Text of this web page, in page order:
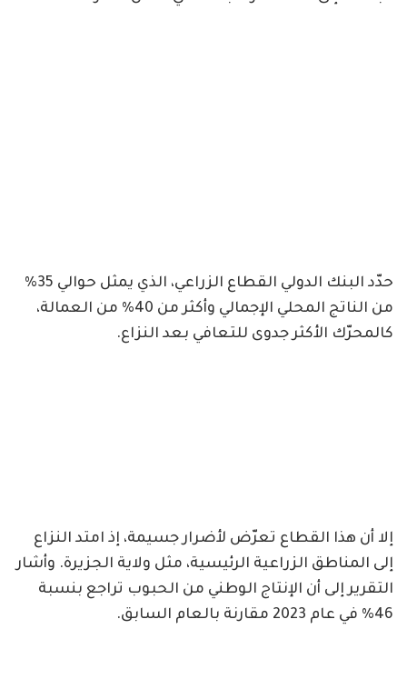
حدّد البنك الدولي القطاع الزراعي، الذي يمثل حوالي 35%
من الناتج المحلي الإجمالي وأكثر من 40% من العمالة،
كالمحرّك الأكثر جدوى للتعافي بعد النزاع.
إلا أن هذا القطاع تعرّض لأضرار جسيمة، إذ امتد النزاع
إلى المناطق الزراعية الرئيسية، مثل ولاية الجزيرة. وأشار
التقرير إلى أن الإنتاج الوطني من الحبوب تراجع بنسبة
46% في عام 2023 مقارنة بالعام السابق.